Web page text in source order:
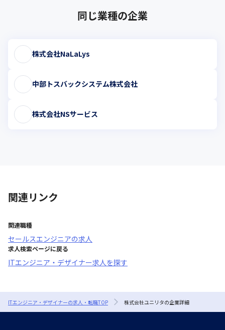
同じ業種の企業
株式会社NaLaLys
中部トスバックシステム株式会社
株式会社NSサービス
関連リンク
関連職種
セールスエンジニアの求人
求人検索ページに戻る
ITエンジニア・デザイナー求人を探す
ITエンジニア・デザイナーの求人・転職TOP 株式会社ユニリタの企業詳細